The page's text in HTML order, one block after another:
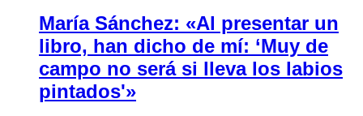
María Sánchez: «Al presentar un
libro, han dicho de mí: ‘Muy de
campo no será si lleva los labios
pintados'»